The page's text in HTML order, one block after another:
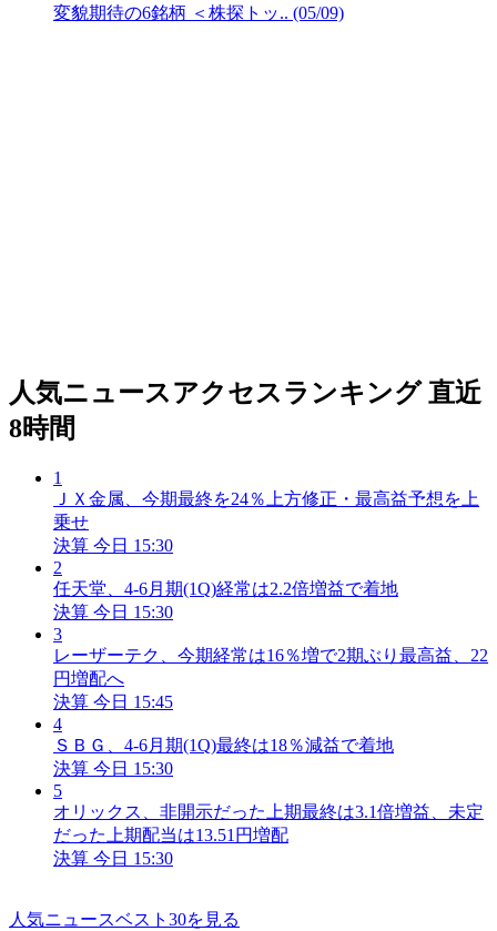
変貌期待の6銘柄 ＜株探トッ.. (05/09)
人気ニュースアクセスランキング 直近
8時間
1
ＪＸ金属、今期最終を24％上方修正・最高益予想を上
乗せ
決算 今日 15:30
2
任天堂、4-6月期(1Q)経常は2.2倍増益で着地
決算 今日 15:30
3
レーザーテク、今期経常は16％増で2期ぶり最高益、22
円増配へ
決算 今日 15:45
4
ＳＢＧ、4-6月期(1Q)最終は18％減益で着地
決算 今日 15:30
5
オリックス、非開示だった上期最終は3.1倍増益、未定
だった上期配当は13.51円増配
決算 今日 15:30
人気ニュースベスト30を見る